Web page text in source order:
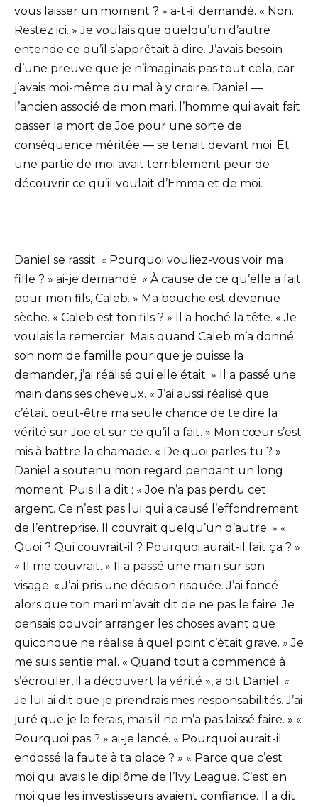
vous laisser un moment ? » a-t-il demandé. « Non.
Restez ici. » Je voulais que quelqu’un d’autre
entende ce qu’il s’apprêtait à dire. J’avais besoin
d’une preuve que je n’imaginais pas tout cela, car
j’avais moi-même du mal à y croire. Daniel —
l’ancien associé de mon mari, l’homme qui avait fait
passer la mort de Joe pour une sorte de
conséquence méritée — se tenait devant moi. Et
une partie de moi avait terriblement peur de
découvrir ce qu’il voulait d’Emma et de moi.
Daniel se rassit. « Pourquoi vouliez-vous voir ma
fille ? » ai-je demandé. « À cause de ce qu’elle a fait
pour mon fils, Caleb. » Ma bouche est devenue
sèche. « Caleb est ton fils ? » Il a hoché la tête. « Je
voulais la remercier. Mais quand Caleb m’a donné
son nom de famille pour que je puisse la
demander, j’ai réalisé qui elle était. » Il a passé une
main dans ses cheveux. « J’ai aussi réalisé que
c’était peut-être ma seule chance de te dire la
vérité sur Joe et sur ce qu’il a fait. » Mon cœur s’est
mis à battre la chamade. « De quoi parles-tu ? »
Daniel a soutenu mon regard pendant un long
moment. Puis il a dit : « Joe n’a pas perdu cet
argent. Ce n’est pas lui qui a causé l’effondrement
de l’entreprise. Il couvrait quelqu’un d’autre. » «
Quoi ? Qui couvrait-il ? Pourquoi aurait-il fait ça ? »
« Il me couvrait. » Il a passé une main sur son
visage. « J’ai pris une décision risquée. J’ai foncé
alors que ton mari m’avait dit de ne pas le faire. Je
pensais pouvoir arranger les choses avant que
quiconque ne réalise à quel point c’était grave. » Je
me suis sentie mal. « Quand tout a commencé à
s’écrouler, il a découvert la vérité », a dit Daniel. «
Je lui ai dit que je prendrais mes responsabilités. J’ai
juré que je le ferais, mais il ne m’a pas laissé faire. » «
Pourquoi pas ? » ai-je lancé. « Pourquoi aurait-il
endossé la faute à ta place ? » « Parce que c’est
moi qui avais le diplôme de l’Ivy League. C’est en
moi que les investisseurs avaient confiance. Il a dit